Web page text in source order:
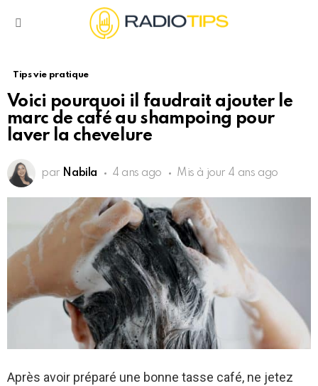
Tips vie pratique
Voici pourquoi il faudrait ajouter le
marc de café au shampoing pour
laver la chevelure
par Nabila 4 ans ago Mis à jour 4 ans ago
Après avoir préparé une bonne tasse café, ne jetez